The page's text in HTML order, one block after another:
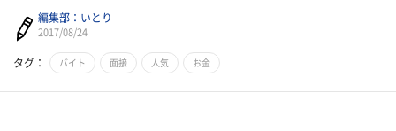
編集部：いとり
2017/08/24
タグ： バイト 面接 人気 お金